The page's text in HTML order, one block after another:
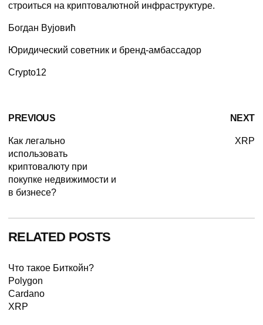
строиться на криптовалютной инфраструктуре.
Богдан Вујовић
Юридический советник и бренд-амбассадор
Crypto12
PREVIOUS
Как легально
использовать
криптовалюту при
покупке недвижимости и
в бизнесе?
NEXT
XRP
RELATED POSTS
Что такое Биткойн?
Polygon
Cardano
XRP